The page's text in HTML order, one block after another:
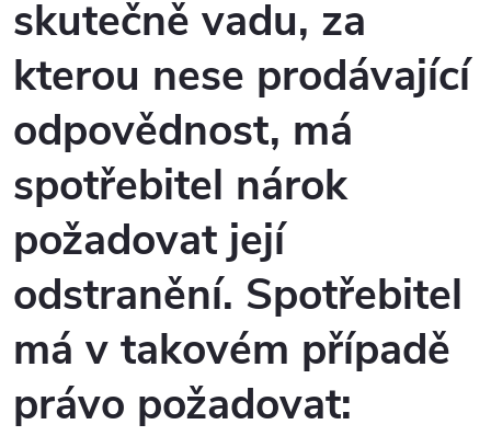
skutečně vadu, za
kterou nese prodávající
odpovědnost, má
spotřebitel nárok
požadovat její
odstranění. Spotřebitel
má v takovém případě
právo požadovat: